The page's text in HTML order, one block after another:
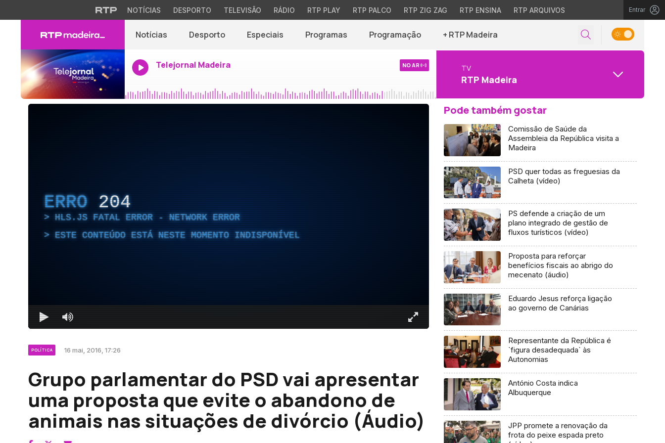
NOTÍCIAS DESPORTO TELEVISÃO RÁDIO RTP PLAY RTP PALCO RTP ZIG ZAG RTP ENSINA RTP ARQUIVOS Entrar
Notícias Desporto Especiais Programas Programação + RTP Madeira
Telejornal Madeira NO AR TV
RTP Madeira
ERRO 204
HLS.JS FATAL ERROR - NETWORK ERROR
ESTE CONTEÚDO ESTÁ NESTE MOMENTO INDISPONÍVEL
POLÍTICA 16 mai, 2016, 17:26
Grupo parlamentar do PSD vai apresentar
uma proposta que evite o abandono de
animais nas situações de divórcio (Áudio)
Pode também gostar
Comissão de Saúde da
Assembleia da República visita a
Madeira
PSD quer todas as freguesias da
Calheta (vídeo)
PS defende a criação de um
plano integrado de gestão de
fluxos turísticos (vídeo)
Proposta para reforçar
benefícios fiscais ao abrigo do
mecenato (áudio)
Eduardo Jesus reforça ligação
ao governo de Canárias
Representante da República é
`figura desadequada` às
Autonomias
António Costa indica
Albuquerque
JPP promete a renovação da
frota do peixe espada preto